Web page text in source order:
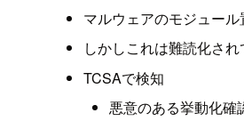
マルウェアのモジュー
しかしこれは難読化さ
TCSAで検知
悪意のある挙動化確